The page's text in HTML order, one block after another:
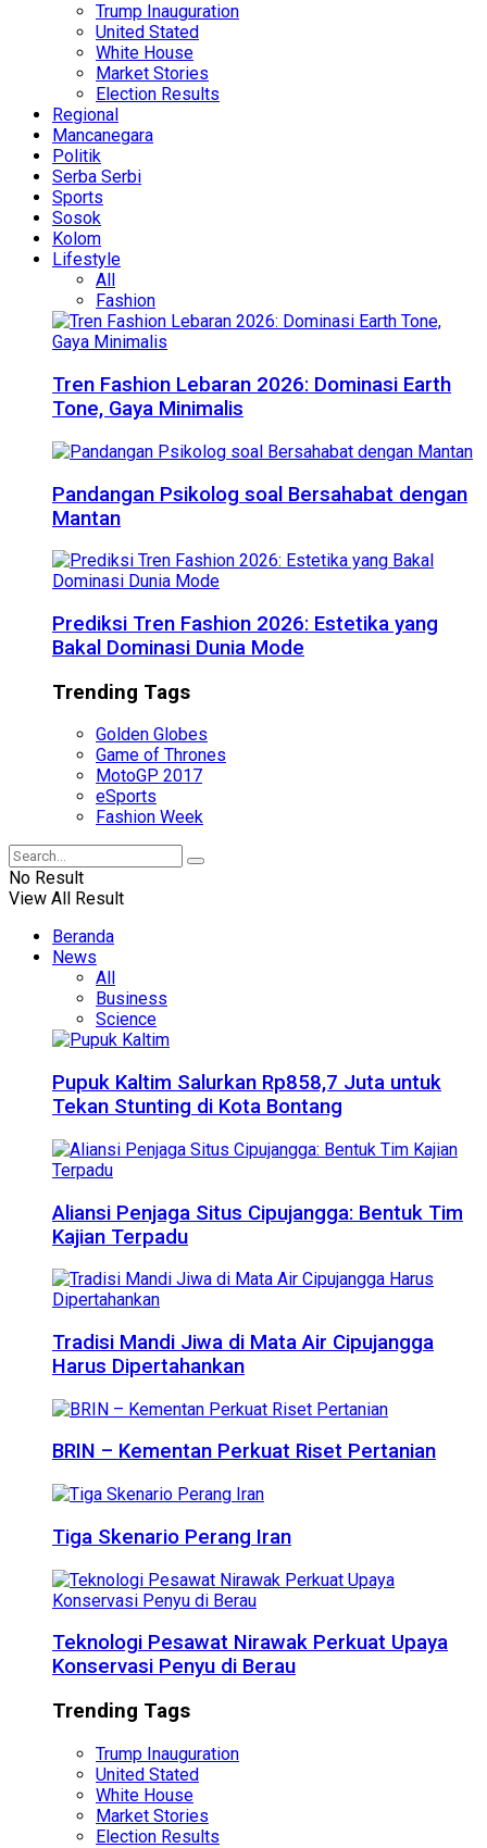
Trump Inauguration
United Stated
White House
Market Stories
Election Results
Regional
Mancanegara
Politik
Serba Serbi
Sports
Sosok
Kolom
Lifestyle
All
Fashion
Tren Fashion Lebaran 2026: Dominasi Earth
Tone, Gaya Minimalis
Pandangan Psikolog soal Bersahabat dengan
Mantan
Prediksi Tren Fashion 2026: Estetika yang
Bakal Dominasi Dunia Mode
Trending Tags
Golden Globes
Game of Thrones
MotoGP 2017
eSports
Fashion Week
No Result
View All Result
Beranda
News
All
Business
Science
Pupuk Kaltim Salurkan Rp858,7 Juta untuk
Tekan Stunting di Kota Bontang
Aliansi Penjaga Situs Cipujangga: Bentuk Tim
Kajian Terpadu
Tradisi Mandi Jiwa di Mata Air Cipujangga
Harus Dipertahankan
BRIN – Kementan Perkuat Riset Pertanian
Tiga Skenario Perang Iran
Teknologi Pesawat Nirawak Perkuat Upaya
Konservasi Penyu di Berau
Trending Tags
Trump Inauguration
United Stated
White House
Market Stories
Election Results